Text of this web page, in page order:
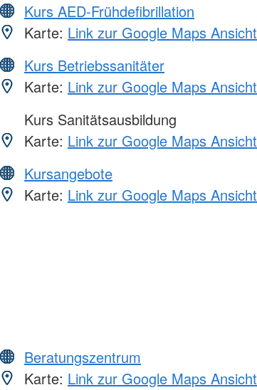
Kurs AED-Frühdefibrillation
Karte: Link zur Google Maps Ansicht
Kurs Betriebssanitäter
Karte: Link zur Google Maps Ansicht
Kurs Sanitätsausbildung
Karte: Link zur Google Maps Ansicht
Kursangebote
Karte: Link zur Google Maps Ansicht
Beratungszentrum
Karte: Link zur Google Maps Ansicht